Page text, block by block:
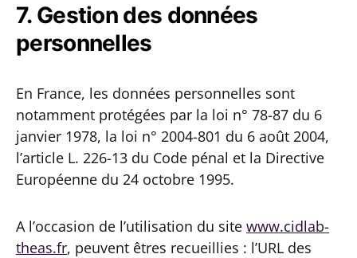
7. Gestion des données
personnelles
En France, les données personnelles sont
notamment protégées par la loi n° 78-87 du 6
janvier 1978, la loi n° 2004-801 du 6 août 2004,
l’article L. 226-13 du Code pénal et la Directive
Européenne du 24 octobre 1995.
A l’occasion de l’utilisation du site www.cidlab-
theas.fr, peuvent êtres recueillies : l’URL des